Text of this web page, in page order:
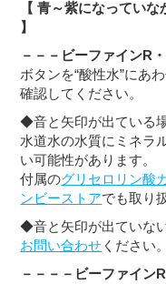
【 青～紫になってい
】
－－－ビーファインR
ボタンを“酸性水”にあ
確認してください。
◆音と矢印が出ている
水道水の水質にミネラ
い可能性があります。
付属のグリセロリン酸
ンビーストアでも取り
◆音と矢印が出ていな
お問い合わせ ください。
－－－－ビーファイン